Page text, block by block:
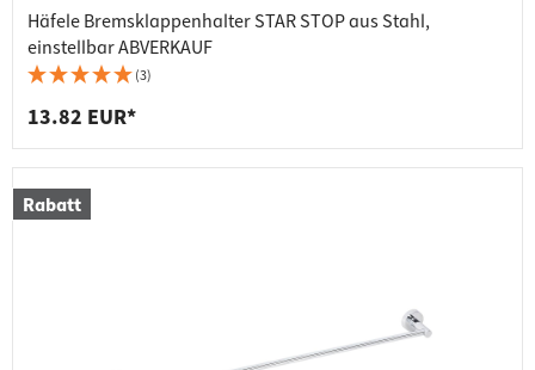
Häfele Bremsklappenhalter STAR STOP aus Stahl,
einstellbar ABVERKAUF
(3)
13.82 EUR*
Rabatt